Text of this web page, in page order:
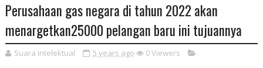
Perusahaan gas negara di tahun 2022 akan
menargetkan25000 pelangan baru ini tujuannya
Suara Intelektual 5 years ago 0Viewers